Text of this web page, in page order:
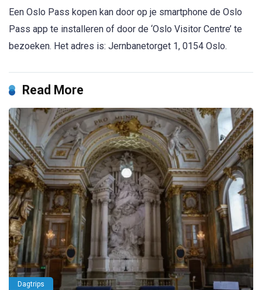
Een Oslo Pass kopen kan door op je smartphone de Oslo
Pass app te installeren of door de ‘Oslo Visitor Centre’ te
bezoeken. Het adres is: Jernbanetorget 1, 0154 Oslo.
Read More
Dagtrips